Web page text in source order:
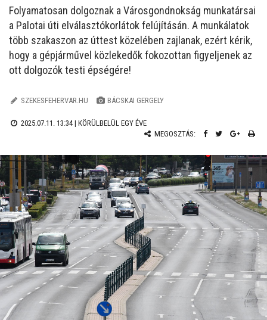
Folyamatosan dolgoznak a Városgondnokság munkatársai
a Palotai úti elválasztókorlátok felújításán. A munkálatok
több szakaszon az úttest közelében zajlanak, ezért kérik,
hogy a gépjárművel közlekedők fokozottan figyeljenek az
ott dolgozók testi épségére!
SZEKESFEHERVAR.HU BÁCSKAI GERGELY
2025.07.11. 13:34 | KÖRÜLBELÜL EGY ÉVE
MEGOSZTÁS: